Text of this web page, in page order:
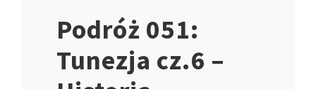
Podróż 051:
Tunezja cz.6 –